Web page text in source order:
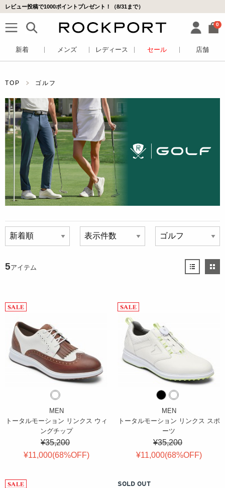
レビュー投稿で1000ポイントプレゼント！（8/31まで）
0
新着 メンズ レディース セール 店舗
TOP ゴルフ
5アイテム
MEN
トータルモーション リンクス ウィ
ングチップ
¥35,200
¥11,000(68%OFF)
MEN
トータルモーション リンクス スポ
ーツ
¥35,200
¥11,000(68%OFF)
SOLD OUT